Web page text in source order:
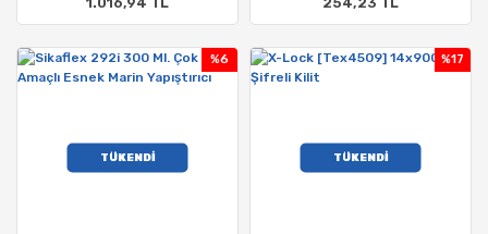
TÜKENDİ
%6
TÜKENDİ
%17